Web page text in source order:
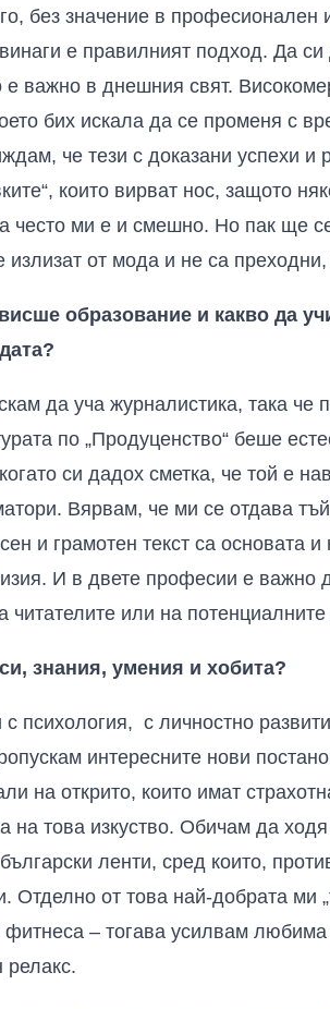
без значение в
е правилният подход. Да
в днешния свят.
бих искала да се променя с
че тези с доказани успехи и
които вирват нос, защото
често ми е и смешно. Но пак ще
излизат от мода и не са
образование и какво да
да уча журналистика, така
по „Продуценство“ беше
си дадох сметка, че той е
Вярвам, че ми се отдава
и грамотен текст са основата
И в двете професии е
или на потенциалните
знания, умения и хобита?
психология, с личностно
интересните нови
на открито, които имат
на това изкуство. Обичам да
ленти, сред които,
Отделно от това най-добрата ми
– тогава усилвам
релакс.